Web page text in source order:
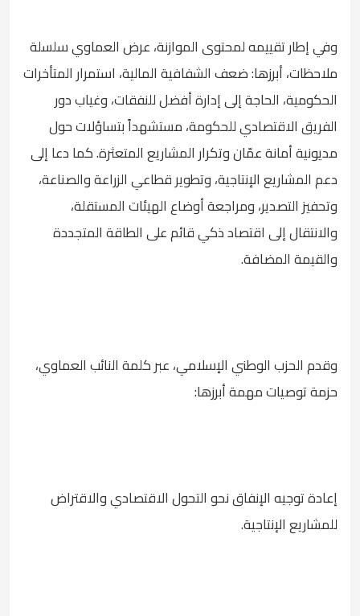
وفي إطار تقييمه لمحتوى الموازنة، عرض العماوي سلسلة
ملاحظات، أبرزها: ضعف الشفافية المالية، استمرار المتأخرات
الحكومية، الحاجة إلى إدارة أفضل للنفقات، وغياب دور
الفريق الاقتصادي للحكومة، مستشهداً بتساؤلات حول
مديونية أمانة عمّان وتكرار المشاريع المتعثرة. كما دعا إلى
دعم المشاريع الإنتاجية، وتطوير قطاعي الزراعة والصناعة،
وتحفيز التصدير، ومراجعة أوضاع الهيئات المستقلة،
والانتقال إلى اقتصاد ذكي قائم على الطاقة المتجددة
والقيمة المضافة.
وقدم الحزب الوطني الإسلامي، عبر كلمة النائب العماوي،
حزمة توصيات مهمة أبرزها:
إعادة توجيه الإنفاق نحو التحول الاقتصادي والاقتراض
للمشاريع الإنتاجية.